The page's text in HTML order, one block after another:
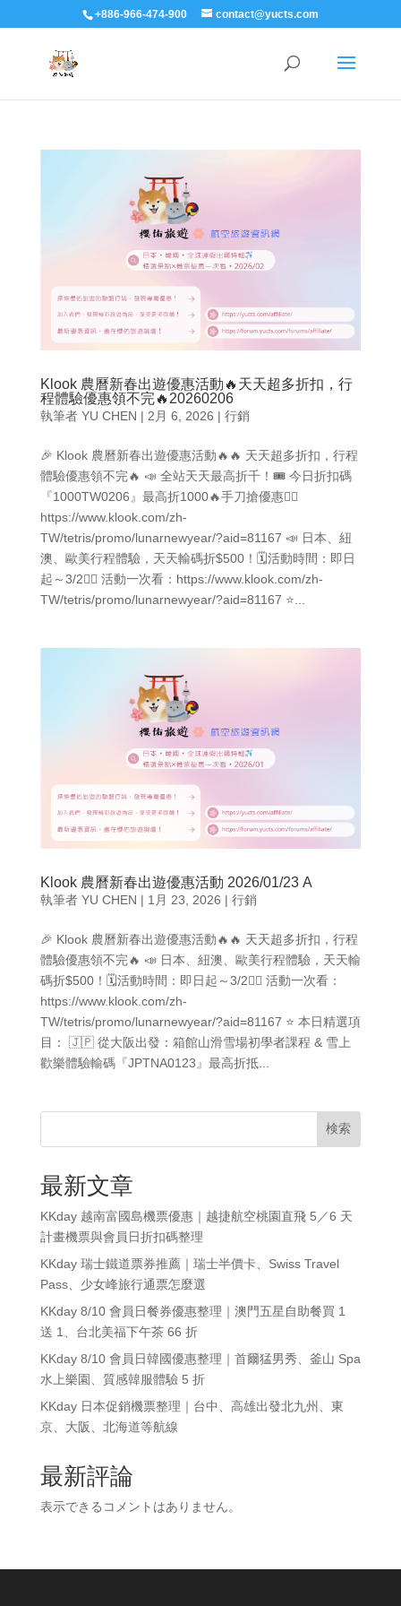
+886-966-474-900 contact@yucts.com
Klook 農曆新春出遊優惠活動🔥天天超多折扣，行
程體驗優惠領不完🔥20260206
執筆者 YU CHEN | 2月 6, 2026 | 行銷
🎉 Klook 農曆新春出遊優惠活動🔥🔥 天天超多折扣，行程
體驗優惠領不完🔥 📣 全站天天最高折千！🎟️ 今日折扣碼
『1000TW0206』最高折1000🔥手刀搶優惠👉🏻
https://www.klook.com/zh-
TW/tetris/promo/lunarnewyear/?aid=81167 📣 日本、紐
澳、歐美行程體驗，天天輸碼折$500！🗓️活動時間：即日
起～3/2👉🏻 活動一次看：https://www.klook.com/zh-
TW/tetris/promo/lunarnewyear/?aid=81167 ⭐...
Klook 農曆新春出遊優惠活動 2026/01/23 A
執筆者 YU CHEN | 1月 23, 2026 | 行銷
🎉 Klook 農曆新春出遊優惠活動🔥🔥 天天超多折扣，行程
體驗優惠領不完🔥 📣 日本、紐澳、歐美行程體驗，天天輸
碼折$500！🗓️活動時間：即日起～3/2👉🏻 活動一次看：
https://www.klook.com/zh-
TW/tetris/promo/lunarnewyear/?aid=81167 ⭐ 本日精選項
目： 🇯🇵 從大阪出發：箱館山滑雪場初學者課程 & 雪上
歡樂體驗輸碼『JPTNA0123』最高折抵...
検索
最新文章
KKday 越南富國島機票優惠｜越捷航空桃園直飛 5／6 天
計畫機票與會員日折扣碼整理
KKday 瑞士鐵道票券推薦｜瑞士半價卡、Swiss Travel
Pass、少女峰旅行通票怎麼選
KKday 8/10 會員日餐券優惠整理｜澳門五星自助餐買 1
送 1、台北美福下午茶 66 折
KKday 8/10 會員日韓國優惠整理｜首爾猛男秀、釜山 Spa
水上樂園、質感韓服體驗 5 折
KKday 日本促銷機票整理｜台中、高雄出發北九州、東
京、大阪、北海道等航線
最新評論
表示できるコメントはありません。